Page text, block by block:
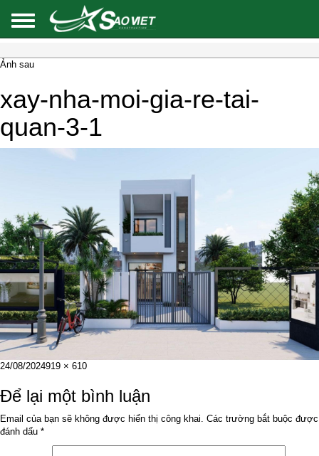
Ảnh sau
xay-nha-moi-gia-re-tai-
quan-3-1
Đăng
ngày
24/08/2024Kích
đầy
đủ
919 × 610
Để lại một bình luận
Email của bạn sẽ không được hiển thị công khai. Các trường bắt buộc được
đánh dấu *